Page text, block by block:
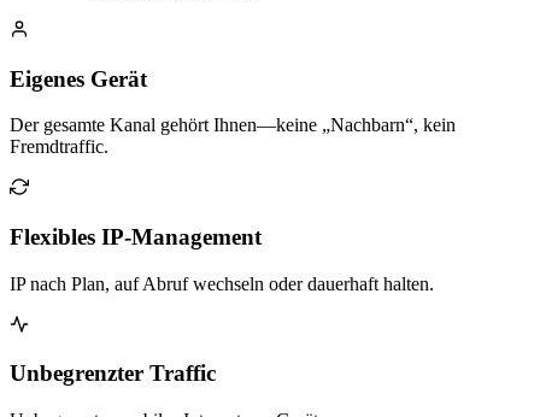
Eigenes Gerät
Der gesamte Kanal gehört Ihnen—keine „Nachbarn“, kein
Fremdtraffic.
Flexibles IP-Management
IP nach Plan, auf Abruf wechseln oder dauerhaft halten.
Unbegrenzter Traffic